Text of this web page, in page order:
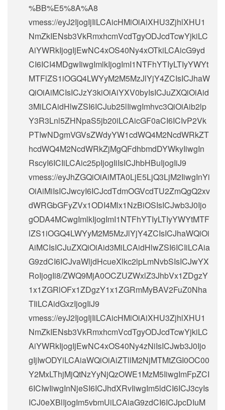
%BB%E5%8A%A8
vmess://eyJ2IjogIjIiLCAicHMiOiAiXHU3ZjhlXHU1
NmZkIENsb3VkRmxhcmVcdTgyODJcdTcwYjkiLC
AiYWRkIjogIjEwNC4xOS40Ny4xOTkiLCAicG9yd
CI6ICI4MDgwIiwgImlkIjogImI1NTFhYTIyLTIyYWYt
MTFlZS1iOGQ4LWYyM2M5MzJlYjY4ZCIsICJhaW
QiOiAiMCIsICJzY3kiOiAiYXV0byIsICJuZXQiOiAid
3MiLCAidHlwZSI6ICJub25lIiwgImhvc3QiOiAib2lp
Y3R3Lnl5ZHNpaS5jb20iLCAicGF0aCI6ICIvP2Vk
PTIwNDgmVGVsZWdyYW1cdWQ4M2NcdWRkZT
hcdWQ4M2NcdWRkZjMgQFdhbmdDYWkyIiwgIn
RscyI6ICIiLCAic25pIjogIiIsICJhbHBuIjogIiJ9
vmess://eyJhZGQiOiAiMTA0LjE5LjQ3LjM2IiwgInYi
OiAiMiIsICJwcyI6ICJcdTdmOGVcdTU2ZmQgQ2xv
dWRGbGFyZVx1ODI4Mlx1NzBiOSIsICJwb3J0Ijo
gODA4MCwgImlkIjogImI1NTFhYTIyLTIyYWYtMTF
lZS1iOGQ4LWYyM2M5MzJlYjY4ZCIsICJhaWQiOi
AiMCIsICJuZXQiOiAid3MiLCAidHlwZSI6ICIiLCAia
G9zdCI6ICJvaWljdHcueXlkc2lpLmNvbSIsICJwYX
RoIjogIi8/ZWQ9MjA0OCZUZWxlZ3JhbVx1ZDgzY
1x1ZGRlOFx1ZDgzY1x1ZGRmMyBAV2FuZ0Nha
TIiLCAidGxzIjogIiJ9
vmess://eyJ2IjogIjIiLCAicHMiOiAiXHU3ZjhlXHU1
NmZkIENsb3VkRmxhcmVcdTgyODJcdTcwYjkiLC
AiYWRkIjogIjEwNC4xOS40Ny4zNiIsICJwb3J0Ijo
gIjIwODYiLCAiaWQiOiAiZTllM2NjMTMtZGI0OC00
Y2MxLThjMjQtNzYyNjQzOWE1MzM5IiwgImFpZCI
6ICIwIiwgInNjeSI6ICJhdXRvIiwgIm5ldCI6ICJ3cyIs
ICJ0eXBlIjogIm5vbmUiLCAiaG9zdCI6ICJpcDIuM